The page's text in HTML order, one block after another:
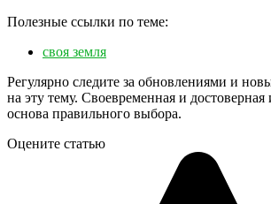
Полезные ссылки по теме:
своя земля
Регулярно следите за обновлениями и
на эту тему. Своевременная и
основа правильного выбора.
Оцените статью